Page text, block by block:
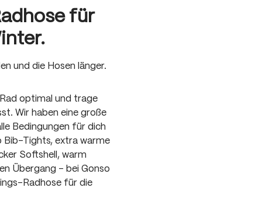
für
und die Hosen länger.
optimal und trage
Wir haben eine große
Bedingungen für dich
Bib-Tights, extra warme
Softshell, warm
Übergang - bei Gonso
Radhose für die